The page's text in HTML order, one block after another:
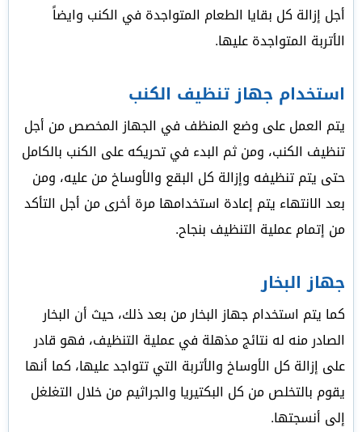
أجل إزالة كل بقايا الطعام المتواجدة في الكنب وايضاً
الأتربة المتواجدة عليها.
استخدام جهاز تنظيف الكنب
يتم العمل على وضع المنظف في الجهاز المخصص من أجل
تنظيف الكنب، ومن ثم البدء في تحريكه على الكنب بالكامل
حتى يتم تنظيفه وإزالة كل البقع والأوساخ من عليه، ومن
بعد الانتهاء يتم إعادة استخدامها مرة أخرى من أجل التأكد
من إتمام عملية التنظيف بنجاح.
جهاز البخار
كما يتم استخدام جهاز البخار من بعد ذلك، حيث أن البخار
الصادر منه له نتائج مذهلة في عملية التنظيف، فهو قادر
على إزالة كل الأوساخ والأتربة التي تتواجد عليها، كما أنها
يقوم بالتخلص من كل البكتيريا والجراثيم من خلال التغلغل
إلى أنسجتها.